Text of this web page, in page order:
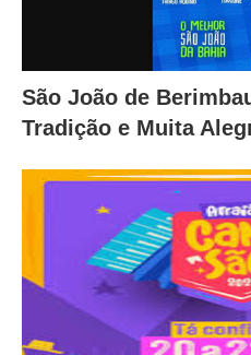
São João de
Tradição e Muita